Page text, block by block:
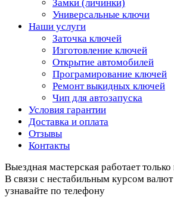
Замки (личинки)
Универсальные ключи
Наши услуги
Заточка ключей
Изготовление ключей
Открытие автомобилей
Програмирование ключей
Ремонт выкидных ключей
Чип для автозапуска
Условия гарантии
Доставка и оплата
Отзывы
Контакты
Выездная мастерская работает
В связи с нестабильным курсом
узнавайте по телефону